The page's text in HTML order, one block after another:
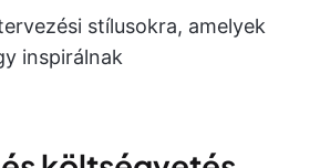
stílusokra, amelyek
inspirálnak